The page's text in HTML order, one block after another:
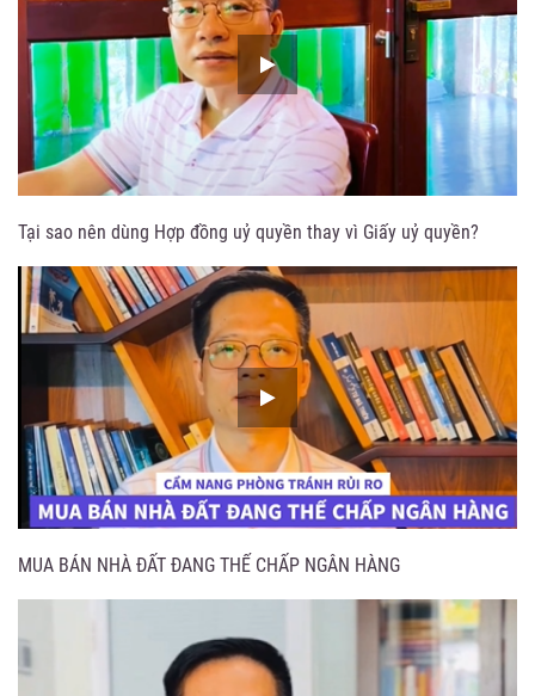
Tại sao nên dùng Hợp đồng uỷ quyền thay vì Giấy uỷ quyền?
MUA BÁN NHÀ ĐẤT ĐANG THẾ CHẤP NGÂN HÀNG